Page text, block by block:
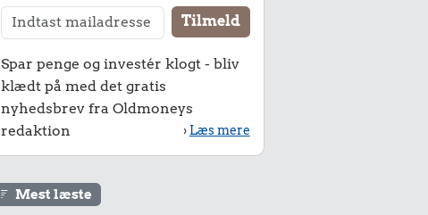
Spar penge og investér klogt - bliv
klædt på med det gratis
nyhedsbrev fra Oldmoneys
redaktion
› Læs mere
Mest læste